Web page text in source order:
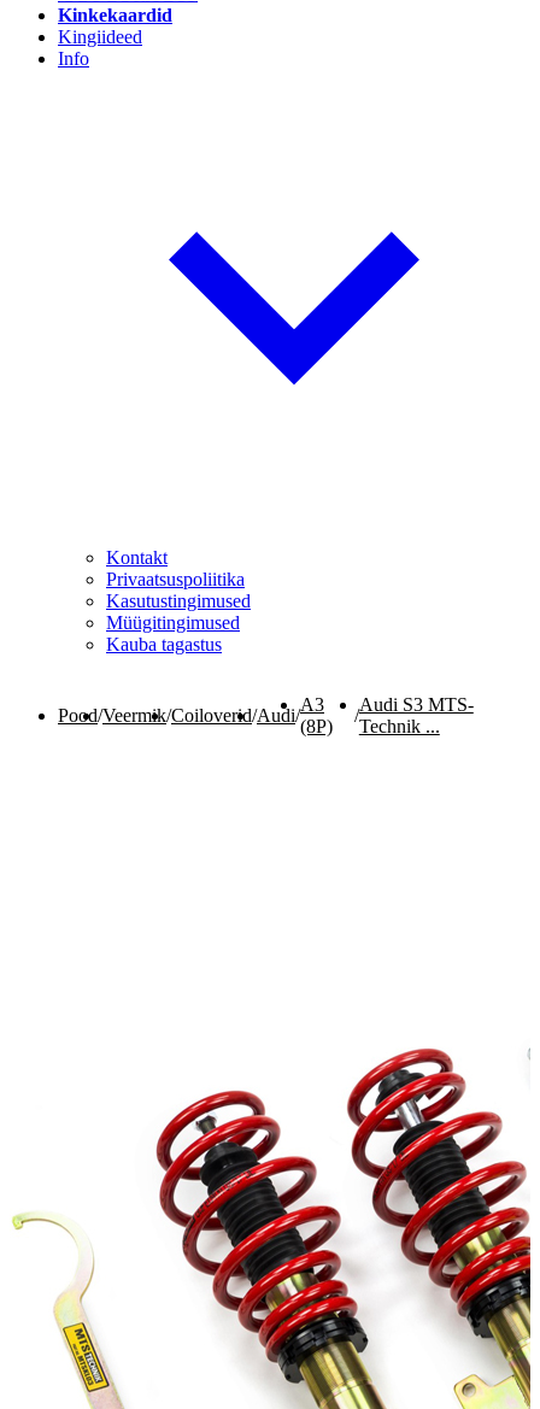
Kinkekaardid
Kingiideed
Info
Kontakt
Privaatsuspoliitika
Kasutustingimused
Müügitingimused
Kauba tagastus
Pood/Veermik/Coiloverid/Audi/
A3
(8P)
/
Audi S3 MTS-
Technik ...